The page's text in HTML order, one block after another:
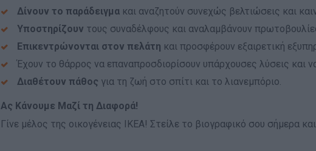
Δίνουν το παράδειγμα και αναζητούν συνεχώς βελτιώσεις και
Υποστηρίζουν τους συναδέλφους και αναλαμβάνουν
Επικεντρώνονται στον πελάτη και προσφέρουν εξαιρετική
Έχουν το θάρρος να επαναπροσδιορίσουν υπάρχουσες λύσεις και
Διαθέτουν πάθος για τη ζωή στο σπίτι και το λιανεμπόριο.
Ας Κάνουμε Μαζί τη Διαφορά!
Γίνε μέλος της οικογένειας ΙΚΕΑ! Στείλε το βιογραφικό σου σήμερα